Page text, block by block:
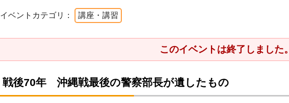
イベントカテゴリ： 講座・講習
このイベントは終了しました。
戦後70年 沖縄戦最後の警察部長が遺したもの